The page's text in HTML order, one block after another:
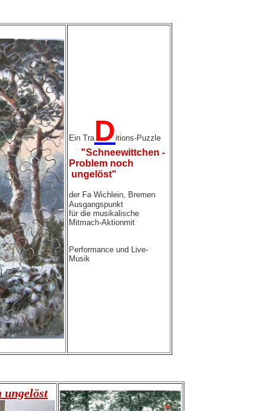
Ein Tra Ditions-Puzzle
"Schneewittchen -
Problem noch
ungelöst"
der Fa Wichlein, Bremen
Ausgangspunkt
für die musikalische
Mitmach-Aktionmit
Performance und Live-
Musik
ungelöst